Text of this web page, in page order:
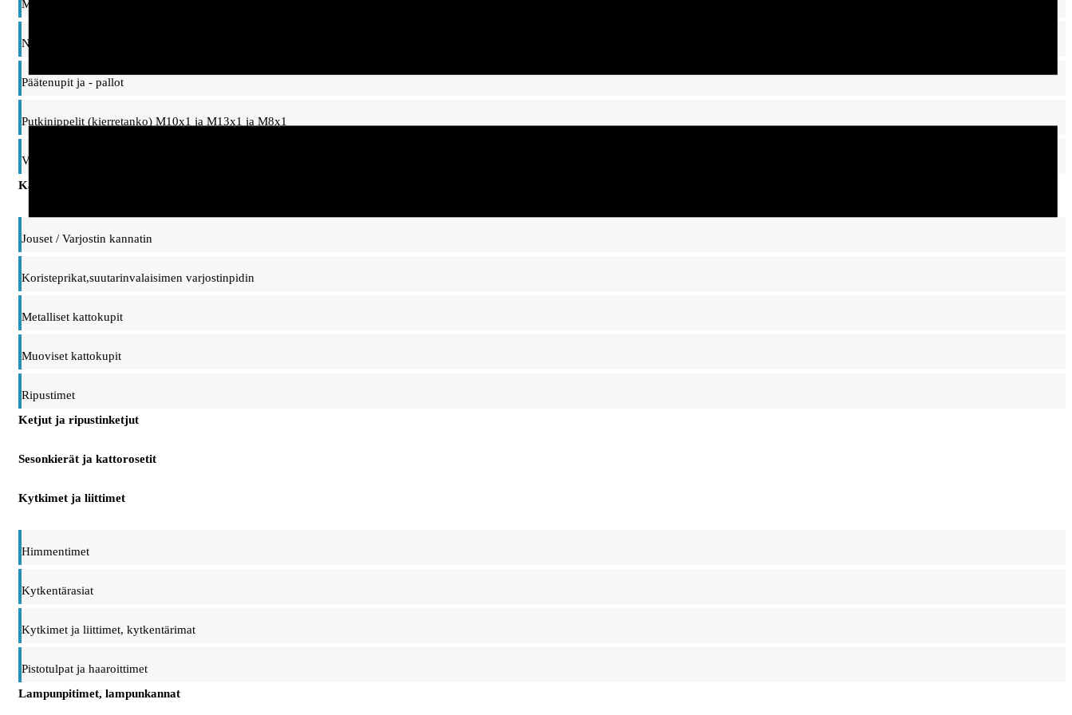
Mutterit ja prikat
Nivelet ja ripustinsangat, taipuisat varret
Päätenupit ja - pallot
Putkinippelit (kierretanko) M10x1 ja M13x1 ja M8x1
Vaihtonippelit, adapterit M10/M13 kierteet
Kattokupit, ripustimet ja kannattimet
Jouset / Varjostin kannatin
Koristeprikat,suutarinvalaisimen varjostinpidin
Metalliset kattokupit
Muoviset kattokupit
Ripustimet
Ketjut ja ripustinketjut
Sesonkierät ja kattorosetit
Kytkimet ja liittimet
Himmentimet
Kytkentärasiat
Kytkimet ja liittimet, kytkentärimat
Pistotulpat ja haaroittimet
Lampunpitimet, lampunkannat